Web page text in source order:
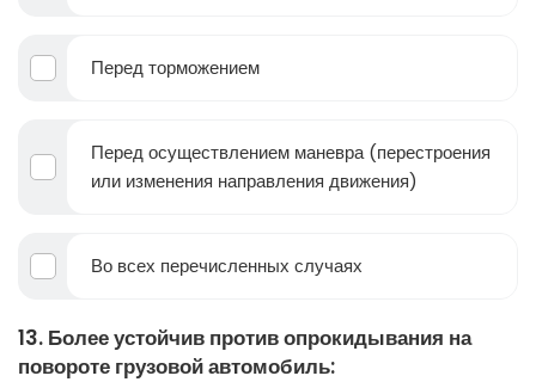
Перед торможением
Перед осуществлением маневра (перестроения
или изменения направления движения)
Во всех перечисленных случаях
13. Более устойчив против опрокидывания на
повороте грузовой автомобиль: